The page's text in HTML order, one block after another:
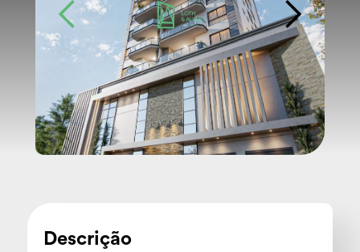
Descrição